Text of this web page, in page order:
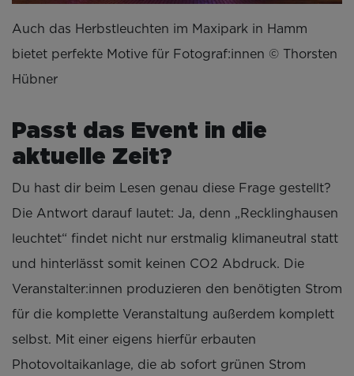
Auch das Herbstleuchten im Maxipark in Hamm
bietet perfekte Motive für Fotograf:innen © Thorsten
Hübner
Passt das Event in die
aktuelle Zeit?
Du hast dir beim Lesen genau diese Frage gestellt?
Die Antwort darauf lautet: Ja, denn „Recklinghausen
leuchtet“ findet nicht nur erstmalig klimaneutral statt
und hinterlässt somit keinen CO2 Abdruck. Die
Veranstalter:innen produzieren den benötigten Strom
für die komplette Veranstaltung außerdem komplett
selbst. Mit einer eigens hierfür erbauten
Photovoltaikanlage, die ab sofort grünen Strom